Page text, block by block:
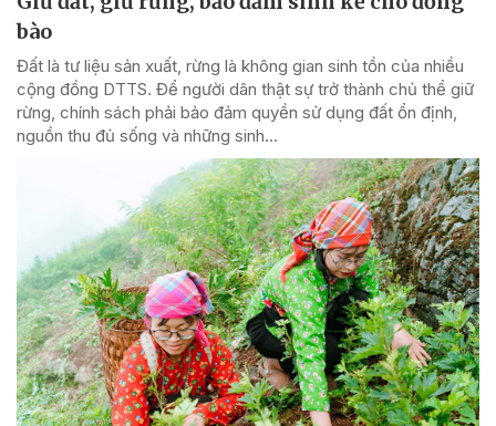
bào
Đất là tư liệu sản xuất, rừng là không gian sinh tồn của nhiều
cộng đồng DTTS. Để người dân thật sự trở thành chủ thể giữ
rừng, chính sách phải bảo đảm quyền sử dụng đất ổn định,
nguồn thu đủ sống và những sinh...